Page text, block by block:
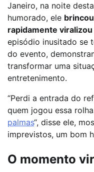
Janeiro, na noite
humorado, ele
rapidamente
episódio inusitado se
do evento,
transformar uma
entretenimento.
“Perdi a entrada do
quem jogou essa
palmas“, disse ele,
imprevistos, um bom
O momento